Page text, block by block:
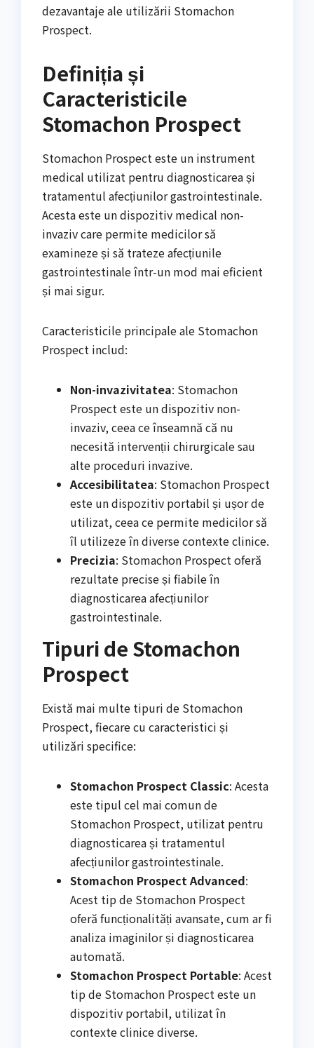
dezavantaje ale utilizării Stomachon
Prospect.
Definiția și
Caracteristicile
Stomachon Prospect
Stomachon Prospect este un instrument
medical utilizat pentru diagnosticarea și
tratamentul afecțiunilor gastrointestinale.
Acesta este un dispozitiv medical non-
invaziv care permite medicilor să
examineze și să trateze afecțiunile
gastrointestinale într-un mod mai eficient
și mai sigur.
Caracteristicile principale ale Stomachon
Prospect includ:
Non-invazivitatea: Stomachon
Prospect este un dispozitiv non-
invaziv, ceea ce înseamnă că nu
necesită intervenții chirurgicale sau
alte proceduri invazive.
Accesibilitatea: Stomachon Prospect
este un dispozitiv portabil și ușor de
utilizat, ceea ce permite medicilor să
îl utilizeze în diverse contexte clinice.
Precizia: Stomachon Prospect oferă
rezultate precise și fiabile în
diagnosticarea afecțiunilor
gastrointestinale.
Tipuri de Stomachon
Prospect
Există mai multe tipuri de Stomachon
Prospect, fiecare cu caracteristici și
utilizări specifice:
Stomachon Prospect Classic: Acesta
este tipul cel mai comun de
Stomachon Prospect, utilizat pentru
diagnosticarea și tratamentul
afecțiunilor gastrointestinale.
Stomachon Prospect Advanced:
Acest tip de Stomachon Prospect
oferă funcționalități avansate, cum ar fi
analiza imaginilor și diagnosticarea
automată.
Stomachon Prospect Portable: Acest
tip de Stomachon Prospect este un
dispozitiv portabil, utilizat în
contexte clinice diverse.